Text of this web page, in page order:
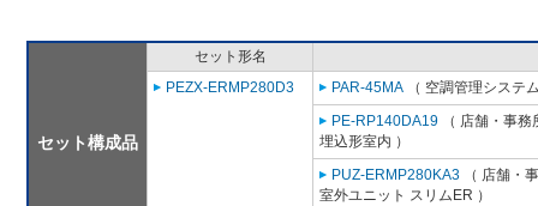
セット構成品
セット形名
PEZX-ERMP280D3
PAR-45MA （ 空調管理システ
PE-RP140DA19 （ 店舗・事
埋込形室内 ）
PUZ-ERMP280KA3 （ 店舗・
室外ユニット スリムER ）